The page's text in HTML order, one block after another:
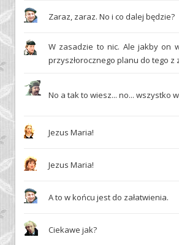
Zaraz, zaraz. No i co dalej będzie?
W zasadzie to nic. Ale jakby on
przyszłorocznego planu do tego z
No a tak to wiesz... no... wszystko
Jezus Maria!
Jezus Maria!
A to w końcu jest do załatwienia.
Ciekawe jak?